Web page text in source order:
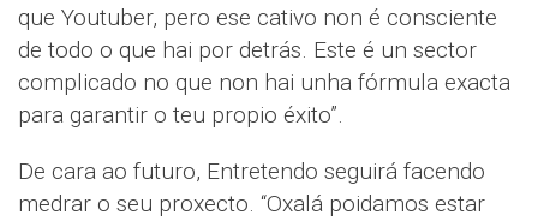
que Youtuber, pero ese cativo non é consciente
de todo o que hai por detrás. Este é un sector
complicado no que non hai unha fórmula exacta
para garantir o teu propio éxito”.
De cara ao futuro, Entretendo seguirá facendo
medrar o seu proxecto. “Oxalá poidamos estar